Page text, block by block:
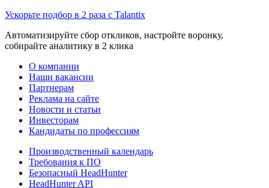
Ускорьте подбор в 2 раза с Talantix
Автоматизируйте сбор откликов, настройте воронку,
собирайте аналитику в 2 клика
О компании
Наши вакансии
Партнерам
Реклама на сайте
Новости и статьи
Инвесторам
Кандидаты по профессиям
Производственный календарь
Требования к ПО
Безопасный HeadHunter
HeadHunter API